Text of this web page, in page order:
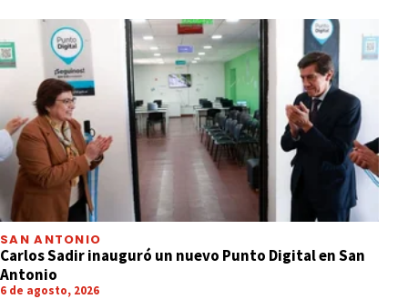
SAN ANTONIO
Carlos Sadir inauguró un nuevo Punto Digital en San
Antonio
6 de agosto, 2026